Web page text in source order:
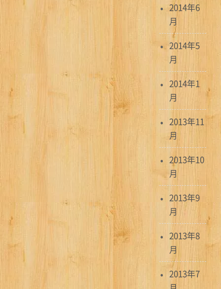
2014年6
月
2014年5
月
2014年1
月
2013年11
月
2013年10
月
2013年9
月
2013年8
月
2013年7